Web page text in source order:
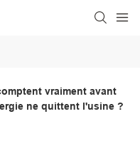
vraiment avant
ne quittent l'usine ?